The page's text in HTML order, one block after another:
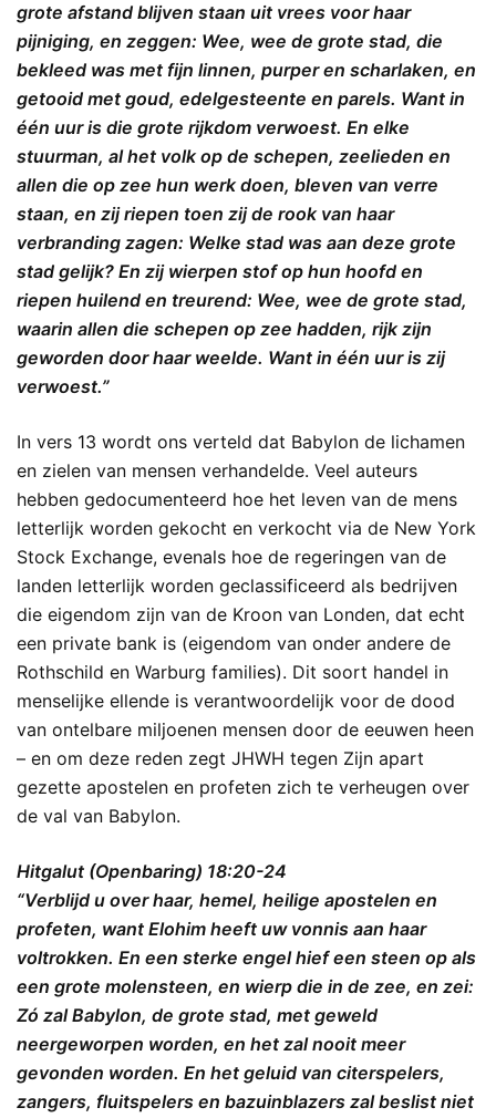
grote afstand blijven staan uit vrees voor haar
pijniging, en zeggen: Wee, wee de grote stad, die
bekleed was met fijn linnen, purper en scharlaken, en
getooid met goud, edelgesteente en parels. Want in
één uur is die grote rijkdom verwoest. En elke
stuurman, al het volk op de schepen, zeelieden en
allen die op zee hun werk doen, bleven van verre
staan, en zij riepen toen zij de rook van haar
verbranding zagen: Welke stad was aan deze grote
stad gelijk? En zij wierpen stof op hun hoofd en
riepen huilend en treurend: Wee, wee de grote stad,
waarin allen die schepen op zee hadden, rijk zijn
geworden door haar weelde. Want in één uur is zij
verwoest.”
In vers 13 wordt ons verteld dat Babylon de lichamen
en zielen van mensen verhandelde. Veel auteurs
hebben gedocumenteerd hoe het leven van de mens
letterlijk worden gekocht en verkocht via de New York
Stock Exchange, evenals hoe de regeringen van de
landen letterlijk worden geclassificeerd als bedrijven
die eigendom zijn van de Kroon van Londen, dat echt
een private bank is (eigendom van onder andere de
Rothschild en Warburg families). Dit soort handel in
menselijke ellende is verantwoordelijk voor de dood
van ontelbare miljoenen mensen door de eeuwen heen
– en om deze reden zegt JHWH tegen Zijn apart
gezette apostelen en profeten zich te verheugen over
de val van Babylon.
Hitgalut (Openbaring) 18:20-24
“Verblijd u over haar, hemel, heilige apostelen en
profeten, want Elohim heeft uw vonnis aan haar
voltrokken. En een sterke engel hief een steen op als
een grote molensteen, en wierp die in de zee, en zei:
Zó zal Babylon, de grote stad, met geweld
neergeworpen worden, en het zal nooit meer
gevonden worden. En het geluid van citerspelers,
zangers, fluitspelers en bazuinblazers zal beslist niet